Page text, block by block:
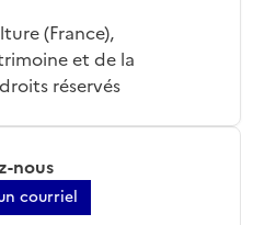
(France),
et de la
réservés
nous
courriel